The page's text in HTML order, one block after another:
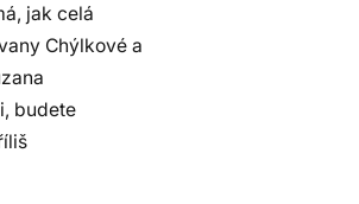
jak celá
Chýlkové a
budete